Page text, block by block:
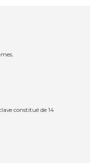
constitué de 14